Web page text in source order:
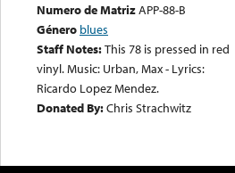
Numero de MatrizAPP-88-B
Género blues
Staff Notes:This 78 is pressed in red
vinyl. Music: Urban, Max - Lyrics:
Ricardo Lopez Mendez.
Donated By:Chris Strachwitz